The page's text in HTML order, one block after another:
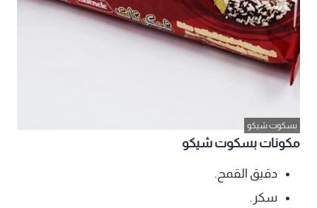
بسكوت شيكو
مكونات بسكوت شيكو
دقيق القمح.
سكر.